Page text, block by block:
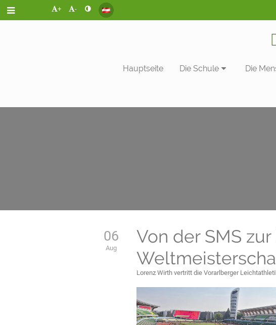
+ -
Hauptseite Die Schule Die
Aktuelles
06
Aug
Von der SMS
Lorenz Wirth vertritt die Vorarlberger